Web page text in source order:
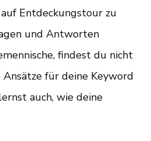
Entdeckungstour zu
und Antworten
findest du nicht
für deine Keyword
auch, wie deine